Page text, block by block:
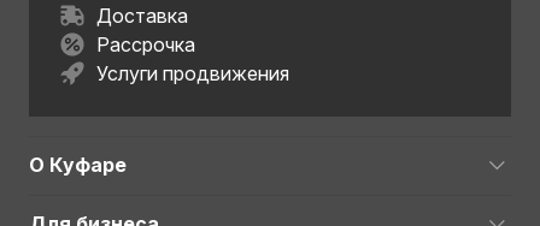
Доставка
Рассрочка
Услуги продвижения
О Куфаре